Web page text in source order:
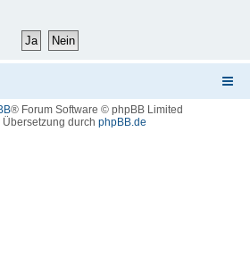
® Forum Software © phpBB Limited
Übersetzung durch phpBB.de